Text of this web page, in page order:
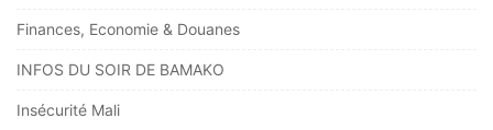
Finances, Economie & Douanes
INFOS DU SOIR DE BAMAKO
Insécurité Mali